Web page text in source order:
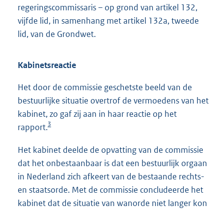
regeringscommissaris – op grond van artikel 132,
vijfde lid, in samenhang met artikel 132a, tweede
lid, van de Grondwet.
Kabinetsreactie
Het door de commissie geschetste beeld van de
bestuurlijke situatie overtrof de vermoedens van het
kabinet, zo gaf zij aan in haar reactie op het
rapport.3
Het kabinet deelde de opvatting van de commissie
dat het onbestaanbaar is dat een bestuurlijk orgaan
in Nederland zich afkeert van de bestaande rechts-
en staatsorde. Met de commissie concludeerde het
kabinet dat de situatie van wanorde niet langer kon